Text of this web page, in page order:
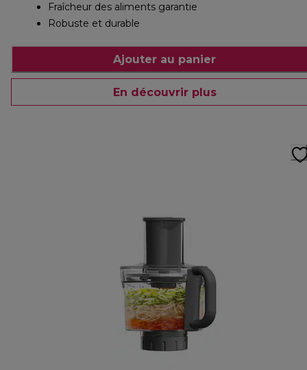
Fraîcheur des aliments garantie
Robuste et durable
Ajouter au panier
En découvrir plus